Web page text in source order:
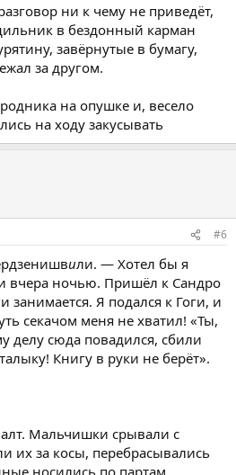
ни к чему не приведёт,
в бездонный карман
завёрнутые в бумагу,
за другом.
на опушке и, весело
на ходу закусывать
#6
или. — Хотел бы я
вчера ночью. Пришёл к Сандро
занимается. Я подался к Гоги, и
секачом меня не хватил! «Ты,
делу сюда повадился, сбили
Книгу в руки не берёт».
Мальчишки срывали с
их за косы, перебрасывались
носились по партам.